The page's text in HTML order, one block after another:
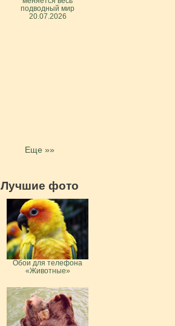
подводный мир
20.07.2026
Еще »»
Лучшие фото
Обои для телефона
«Животные»